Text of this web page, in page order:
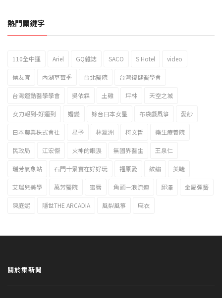
2023新北市北海岸國際風箏節「風在石起」霸氣回歸
熱門關鍵字
110全中運 Ariel GQ雜誌 SACO S Hotel video
侯友宜 內湖草莓季 台北醫院 台灣復健醫學會
台灣運動醫學學會 吳依霖 土雞 坪林 天空之城
女力報到-好運到 婚變 嫁台日本女星 布袋戲風箏 愛紗
日本農業株式會社 星予 林瀛洲 柯文哲 樂生療養院
民政局 江宏傑 火神的眼淚 無國界醫生 王泉仁
瑞芳氣象站 石門十景實在好好玩 福原愛 紋繡 美睫
艾瑞兒美學 萬芳醫院 蜜唇 角頭－浪流連 邱澤 金屬彈簧
陳庭妮 隱世THE ARCADIA 風梨風箏 麻衣
關於集新聞